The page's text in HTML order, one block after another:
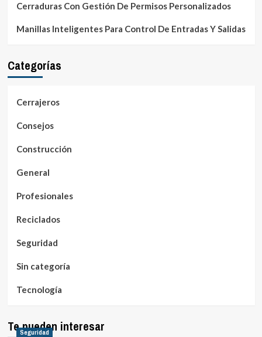
Cerraduras Con Gestión De Permisos Personalizados
Manillas Inteligentes Para Control De Entradas Y Salidas
Categorías
Cerrajeros
Consejos
Construcción
General
Profesionales
Reciclados
Seguridad
Sin categoría
Tecnología
Te pueden interesar
Seguridad